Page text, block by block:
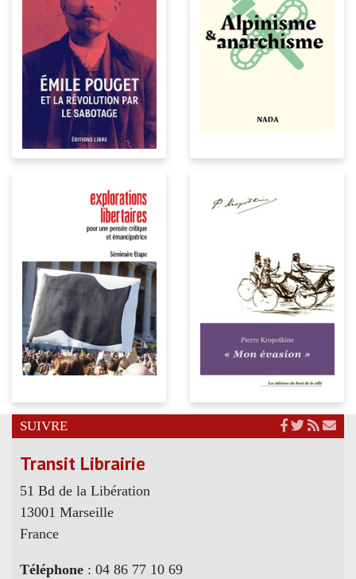
SUIVRE
Transit Librairie
51 Bd de la Libération
13001 Marseille
France
Téléphone : 04 86 77 10 69